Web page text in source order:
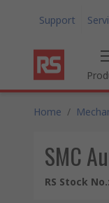
Support
Home /
SMC
RS Stock No.: